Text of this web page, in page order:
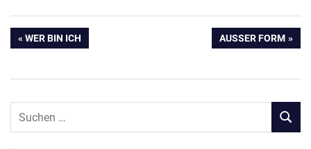
Beitragsnavigation
VORHERIGER
WER BIN ICH
NÄCHSTER
AUSSER FORM